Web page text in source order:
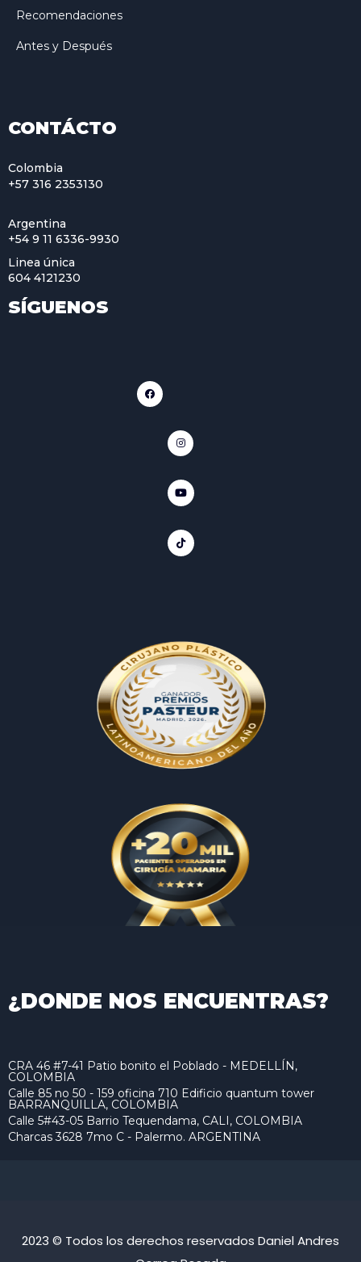
Recomendaciones
Antes y Después
CONTÁCTO
Colombia
+57 316 2353130
Argentina
+54 9 11 6336-9930
Linea única
604 4121230
SÍGUENOS
¿DONDE NOS ENCUENTRAS?
CRA 46 #7-41 Patio bonito el Poblado - MEDELLÍN,
COLOMBIA
Calle 85 no 50 - 159 oficina 710 Edificio quantum tower
BARRANQUILLA, COLOMBIA
Calle 5#43-05 Barrio Tequendama, CALI, COLOMBIA
Charcas 3628 7mo C - Palermo. ARGENTINA
2023 © Todos los derechos reservados Daniel Andres